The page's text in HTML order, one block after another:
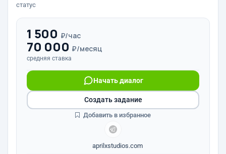
статус
1 500 ₽/час
70 000 ₽/месяц
средняя ставка
Начать диалог
aprilxstudios.com
Создать задание
Добавить в избранное